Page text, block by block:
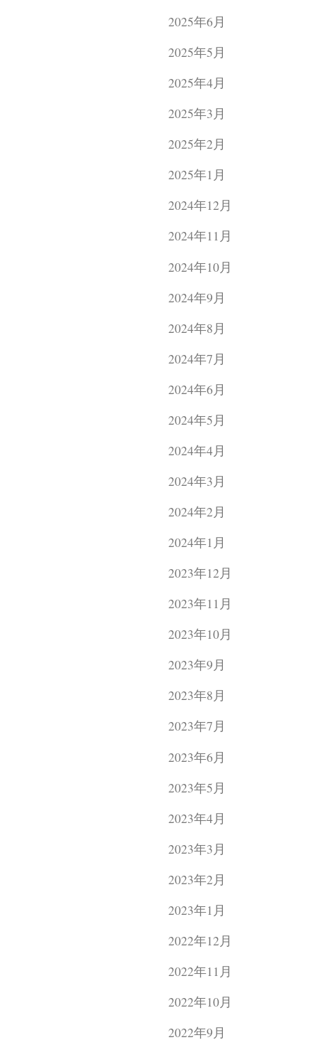
2025年6月
2025年5月
2025年4月
2025年3月
2025年2月
2025年1月
2024年12月
2024年11月
2024年10月
2024年9月
2024年8月
2024年7月
2024年6月
2024年5月
2024年4月
2024年3月
2024年2月
2024年1月
2023年12月
2023年11月
2023年10月
2023年9月
2023年8月
2023年7月
2023年6月
2023年5月
2023年4月
2023年3月
2023年2月
2023年1月
2022年12月
2022年11月
2022年10月
2022年9月